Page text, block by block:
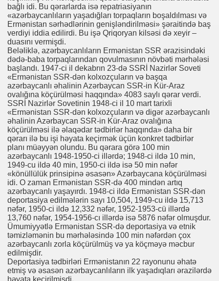
bağlı idi. Bu qərarlarda isə repatriasiyanın
«azərbaycanlıların yaşadığları torpaqların boşaldılması və
Ermənistan sərhədlərinin genişləndirilməsi» şəraitində baş
verdiyi iddia edilirdi. Bu işə Qriqoryan kilsəsi də xeyir –
duasını vermişdi.
Beləliklə, azərbaycanlıların Ermənistan SSR ərazisindəki
dədə-baba torpaqlarından qovulmasının növbəti mərhələsi
başlandı. 1947-ci il dekabrın 23-də SSRİ Nazirlər Soveti
«Ermənistan SSR-dən kolxozçuların və başqa
azərbaycanlı əhalinin Azərbaycan SSR-in Kür-Araz
ovalığına köçürülməsi haqqında» 4083 saylı qərar verdi.
SSRİ Nazirlər Sovetinin 1948-ci il 10 mart tarixli
«Ermənistan SSR-dən kolxozçuların və digər azərbaycanlı
əhalinin Azərbaycan SSR-in Kür-Araz ovalığına
köçürülməsi ilə əlaqədar tədbirlər haqqında» daha bir
qərarı ilə bu işi həyata keçirmək üçün konkret tədbirlər
planı müəyyən olundu. Bu qərara görə 100 min
azərbaycanlı 1948-1950-ci illərdə; 1948-ci ildə 10 min,
1949-cu ildə 40 min, 1950-ci ildə isə 50 min nəfər
«könüllülük prinsipinə əsasən» Azərbaycana köçürülməsi
idi. O zaman Ermənistan SSR-də 400 mindən artıq
azərbaycanlı yaşayırdı. 1948-ci ildə Ermənistan SSR-dən
deportasiya edilmələrin sayı 10,504, 1949-cu ildə 15,713
nəfər, 1950-ci ildə 12,332 nəfər, 1952-1953-cü illərdə
13,760 nəfər, 1954-1956-cı illərdə isə 5876 nəfər olmuşdur.
Ümumiyyətlə Ermənistan SSR-də deportasiya və etnik
təmizləmənin bu mərhələsində 100 min nəfərdən çox
azərbaycanlı zorla köçürülmüş və ya köçməyə məcbur
edilmişdir.
Deportasiya tədbirləri Ermənistanın 22 rayonunu əhatə
etmiş və əsasən azərbaycanlıların ilk yaşadıqları ərazilərdə
həyata keçirilmişdi.